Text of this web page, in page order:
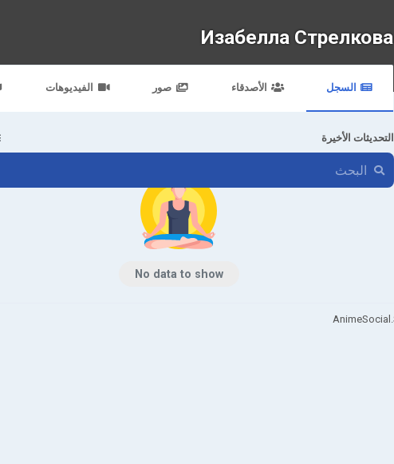
Изабелла Стрелковa
السجل الأصدقاء صور الفيديوهات
التحديثات الأخيرة
No data to show